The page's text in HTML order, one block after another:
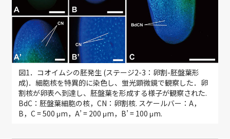
図1．コオイムシの胚発生 (ステージ2-3：卵割-胚盤葉形
成)．細胞核を特異的に染色し、蛍光顕微鏡で観察した．卵
割核が卵表へ到達し、胚盤葉を形成する様子が観察された.
BdC：胚盤葉細胞の核，CN：卵割核. スケールバー：A，
B，C = 500 μm，A’ = 200 μm，B’ = 100 μm.